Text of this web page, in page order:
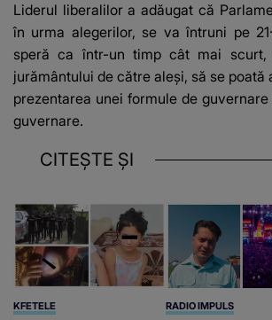
Liderul liberalilor a adăugat că
în urma alegerilor, se va întruni pe
speră ca într-un timp cât mai scurt,
jurământului de către aleşi, să se poată
prezentarea unei formule de
guvernare.
CITEȘTE ȘI
KFETELE RADIO IMPULS